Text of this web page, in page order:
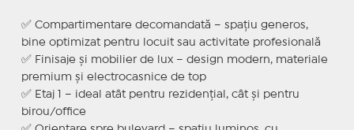
✅ Compartimentare decomandată – spațiu generos,
bine optimizat pentru locuit sau activitate profesională
✅ Finisaje și mobilier de lux – design modern, materiale
premium și electrocasnice de top
✅ Etaj 1 – ideal atât pentru rezidențial, cât și pentru
birou/office